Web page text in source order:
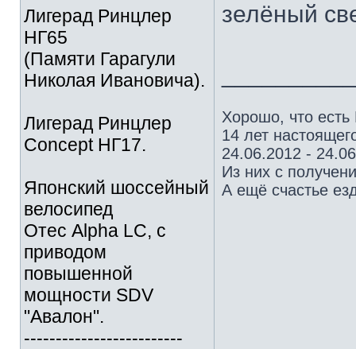
Лигерад Ринцлер
НГ65
(Памяти Гарагули
Николая Ивановича).
Лигерад Ринцлер
Concept НГ17.
Японский шоссейный
велосипед
Отес Alpha LC, с
приводом
повышенной
мощности SDV
"Авалон".
-------------------------
зелёный
Хорошо, что
14 лет
24.06.2012 -
Из них с
А ещё счастье